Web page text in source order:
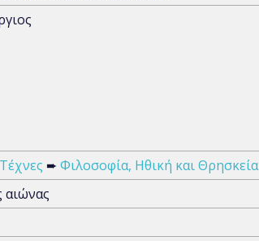
➨ Φιλοσοφία, Ηθική και Θρησκεία
αιώνας